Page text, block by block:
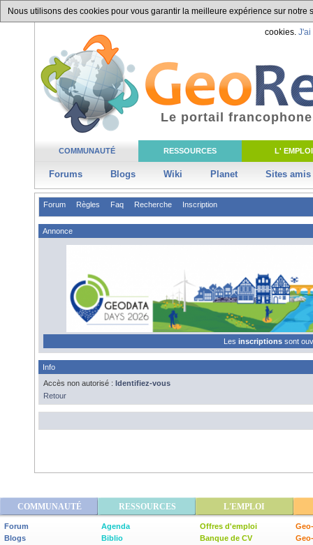
Nous utilisons des cookies pour vous garantir la meilleure expérience sur
cookies. J'ai
COMMUNAUTÉ RESSOURCES L' EMPLOI
Forums Blogs Wiki Planet Sites amis
Le portail
Forum Règles Faq Recherche Inscription
Annonce
Les inscriptions sont
Info
Accès non autorisé : Identifiez-vous
Retour
COMMUNAUTÉ RESSOURCES L'EMPLOI
Forum
Blogs
Agenda
Biblio
Offres d'emploi
Banque de CV